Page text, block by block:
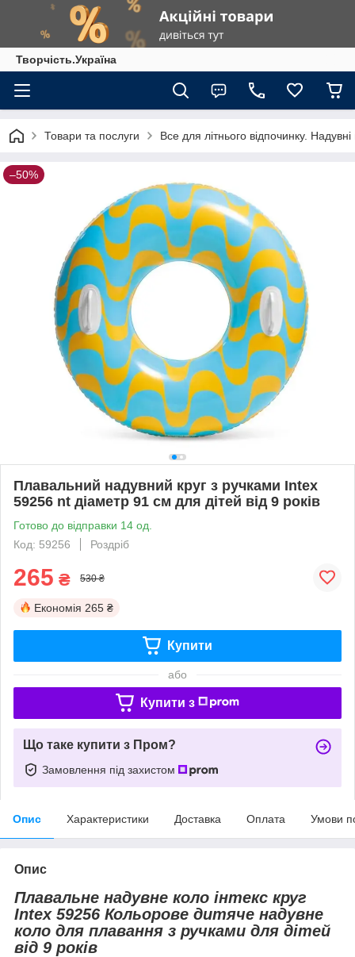
Творчість.Україна
Товари та послуги Все для літнього відпочинку.
–50%
Плавальний надувний круг з ручками Intex
59256 nt діаметр 91 см для дітей від 9 років
Готово до відправки 14 од.
Код: 59256
Роздріб
265 ₴ 530 ₴
Економія 265 ₴
Купити
або
Купити з
Що таке купити з Пром?
Замовлення під захистом
Опис Характеристики Доставка Оплата Умови
Опис
Плавальне надувне коло інтекс круг
Intex 59256 Кольорове дитяче надувне
коло для плавання з ручками для дітей
від 9 років